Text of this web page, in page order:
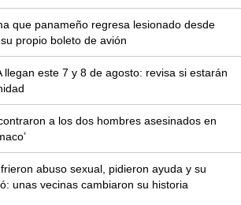
que panameño regresa lesionado desde
propio boleto de avión
llegan este 7 y 8 de agosto: revisa si estarán
a los dos hombres asesinados en
abuso sexual, pidieron ayuda y su
unas vecinas cambiaron su historia